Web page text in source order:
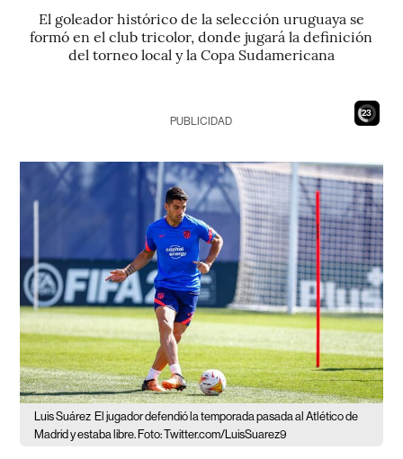
El goleador histórico de la selección uruguaya se
formó en el club tricolor, donde jugará la definición
del torneo local y la Copa Sudamericana
21
PUBLICIDAD
Luis Suárez El jugador defendió la temporada pasada al Atlético de
Madrid y estaba libre. Foto: Twitter.com/LuisSuarez9